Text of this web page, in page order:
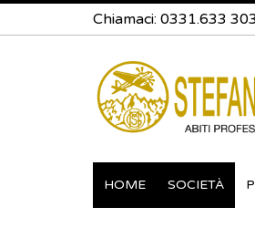
Chiamaci: 0331.633 303
HOME SOCIETÀ